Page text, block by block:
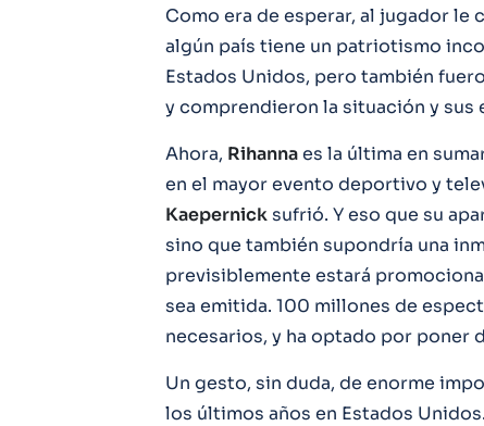
Como era de esperar, al jugador
algún país tiene un patriotismo
Estados Unidos, pero también
y comprendieron la situación y sus
Ahora, Rihannaes la última en
en el mayor evento deportivo y
Kaepernicksufrió. Y eso que su
sino que también supondría una
previsiblemente estará
sea emitida. 100 millones de
necesarios, y ha optado por poner
Un gesto, sin duda, de enorme
los últimos años en Estados